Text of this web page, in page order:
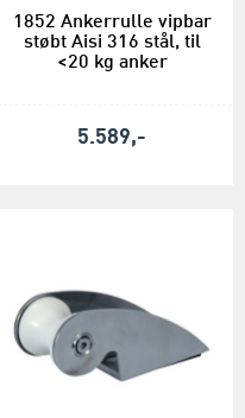
1852 Ankerrulle vipbar
støbt Aisi 316 stål, til
<20 kg anker
5.589,-